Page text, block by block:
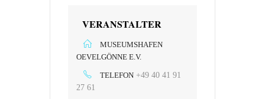
VERANSTALTER
MUSEUMSHAFEN
OEVELGÖNNE E.V.
TELEFON +49 40 41 91
27 61